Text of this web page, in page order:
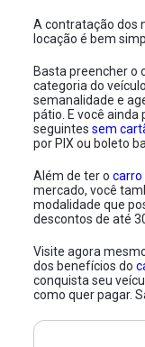
A contratação dos
locação é bem
Basta preencher o
categoria do
semanalidade e
pátio. E você ainda
seguintessem
por PIX ou boleto
Além de ter ocarro
mercado, você
modalidade que
descontos de até
Visite agora
dos benefícios do
conquista seu
como quer pagar.